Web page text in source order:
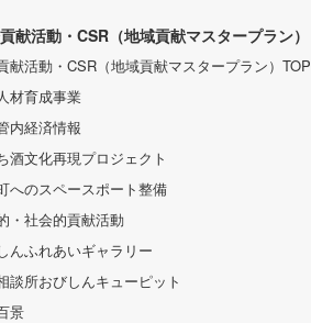
献活動・CSR（地域貢献マスタープラン）
献活動・CSR（地域貢献マスタープラン）TOP
材育成事業
内経済情報
酒文化再現プロジェクト
へのスペースポート整備
・社会的貢献活動
んふれあいギャラリー
談所おびしんキューピット
景